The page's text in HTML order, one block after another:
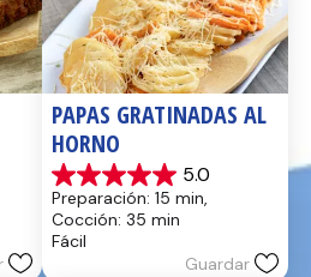
PAPAS GRATINADAS AL
HORNO
5.0
5.0
de
5
estrellas.
Preparación: 15 min,
Cocción: 35 min
Fácil
Guardar